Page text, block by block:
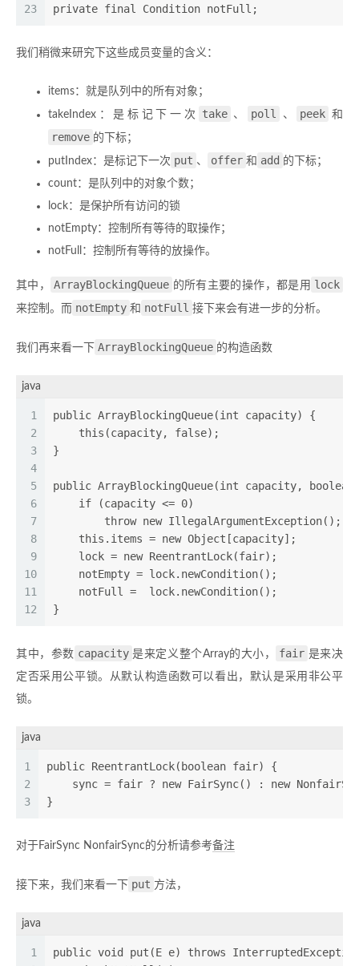
23
private final Condition notFull;
我们稍微来研究下这些成员变量的含义：
items：就是队列中的所有对象；
takeIndex：是标记下一次 take 、 poll 、 peek 和
remove 的下标；
putIndex：是标记下一次 put 、 offer 和 add 的下标；
count：是队列中的对象个数；
lock：是保护所有访问的锁
notEmpty：控制所有等待的取操作；
notFull：控制所有等待的放操作。
其中， ArrayBlockingQueue 的所有主要的操作，都是用 lock
来控制。而 notEmpty 和 notFull 接下来会有进一步的分析。
我们再来看一下 ArrayBlockingQueue 的构造函数
java
1
2
3
4
5
6
7
8
9
10
11
12
public ArrayBlockingQueue(int capacity) {
    this(capacity, false);
}
public ArrayBlockingQueue(int capacity,
    if (capacity <= 0)
        throw new IllegalArgumentException();
    this.items = new Object[capacity];
    lock = new ReentrantLock(fair);
    notEmpty = lock.newCondition();
    notFull =  lock.newCondition();
}
其中，参数 capacity 是来定义整个Array的大小， fair 是来决
定否采用公平锁。从默认构造函数可以看出，默认是采用非公平
锁。
java
1
2
3
public ReentrantLock(boolean fair) {
sync = fair ? new FairSync() : new
}
对于FairSync NonfairSync的分析请参考备注
接下来，我们来看一下 put 方法，
java
1
public void put(E e) throws